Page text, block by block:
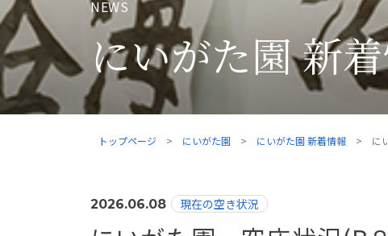
NEWS
にいがた園 新
トップページ にいがた園 にいがた園 新着情報 に
2026.06.08 現在の空き状況